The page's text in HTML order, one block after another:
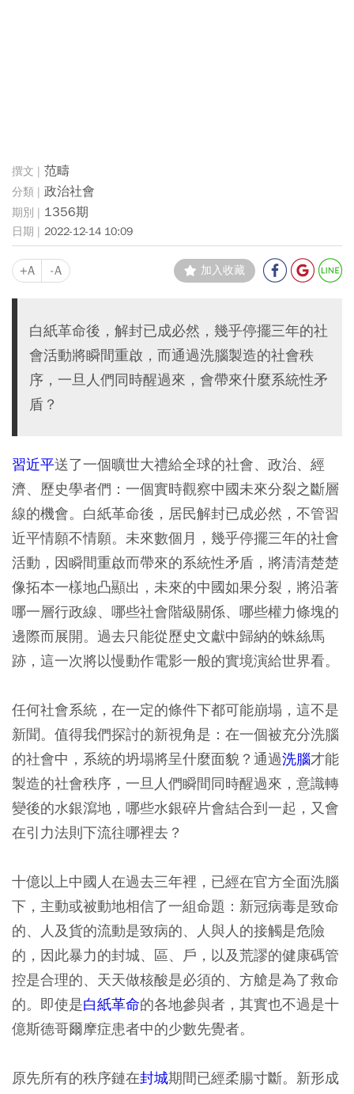
范疇
政治社會
1356期
2022-12-14 10:09
+A -A 加入收藏
白紙革命後，解封已成必然，幾乎停擺三年的社
會活動將瞬間重啟，而通過洗腦製造的社會秩
序，一旦人們同時醒過來，會帶來什麼系統性矛
盾？
習近平送了一個曠世大禮給全球的社會、政治、經
濟、歷史學者們：一個實時觀察中國未來分裂之斷層
線的機會。白紙革命後，居民解封已成必然，不管習
近平情願不情願。未來數個月，幾乎停擺三年的社會
活動，因瞬間重啟而帶來的系統性矛盾，將清清楚楚
像拓本一樣地凸顯出，未來的中國如果分裂，將沿著
哪一層行政線、哪些社會階級關係、哪些權力條塊的
邊際而展開。過去只能從歷史文獻中歸納的蛛絲馬
跡，這一次將以慢動作電影一般的實境演給世界看。
任何社會系統，在一定的條件下都可能崩塌，這不是
新聞。值得我們探討的新視角是：在一個被充分洗腦
的社會中，系統的坍塌將呈什麼面貌？通過洗腦才能
製造的社會秩序，一旦人們瞬間同時醒過來，意識轉
變後的水銀瀉地，哪些水銀碎片會結合到一起，又會
在引力法則下流往哪裡去？
十億以上中國人在過去三年裡，已經在官方全面洗腦
下，主動或被動地相信了一組命題：新冠病毒是致命
的、人及貨的流動是致病的、人與人的接觸是危險
的，因此暴力的封城、區、戶，以及荒謬的健康碼管
控是合理的、天天做核酸是必須的、方艙是為了救命
的。即使是白紙革命的各地參與者，其實也不過是十
億斯德哥爾摩症患者中的少數先覺者。
原先所有的秩序鏈在封城期間已經柔腸寸斷。新形成